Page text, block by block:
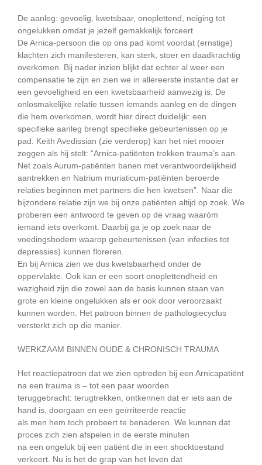
De aanleg: gevoelig, kwetsbaar, onoplettend, neiging tot
ongelukken omdat je jezelf gemakkelijk forceert
De Arnica-persoon die op ons pad komt voordat (ernstige)
klachten zich manifesteren, kan sterk, stoer en daadkrachtig
overkomen. Bij nader inzien blijkt dat echter al weer een
compensatie te zijn en zien we in allereerste instantie dat er
een gevoeligheid en een kwetsbaarheid aanwezig is. De
onlosmakelijke relatie tussen iemands aanleg en de dingen
die hem overkomen, wordt hier direct duidelijk: een
specifieke aanleg brengt specifieke gebeurtenissen op je
pad. Keith Avedissian (zie verderop) kan het niet mooier
zeggen als hij stelt: “Arnica-patiënten trekken trauma’s aan.
Net zoals Aurum-patiënten banen met verantwoordelijkheid
aantrekken en Natrium muriaticum-patiënten beroerde
relaties beginnen met partners die hen kwetsen”. Naar die
bijzondere relatie zijn we bij onze patiënten altijd op zoek. We
proberen een antwoord te geven op de vraag waaróm
iemand iets overkomt. Daarbij ga je op zoek naar de
voedingsbodem waarop gebeurtenissen (van infecties tot
depressies) kunnen floreren.
En bij Arnica zien we dus kwetsbaarheid onder de
oppervlakte. Ook kan er een soort onoplettendheid en
wazigheid zijn die zowel aan de basis kunnen staan van
grote en kleine ongelukken als er ook door veroorzaakt
kunnen worden. Het patroon binnen de pathologiecyclus
versterkt zich op die manier.
WERKZAAM BINNEN OUDE & CHRONISCH TRAUMA
Het reactiepatroon dat we zien optreden bij een Arnicapatiënt
na een trauma is – tot een paar woorden
teruggebracht: terugtrekken, ontkennen dat er iets aan de
hand is, doorgaan en een geïrriteerde reactie
als men hem toch probeert te benaderen. We kunnen dat
proces zich zien afspelen in de eerste minuten
na een ongeluk bij een patiënt die in een shocktoestand
verkeert. Nu is het de grap van het leven dat